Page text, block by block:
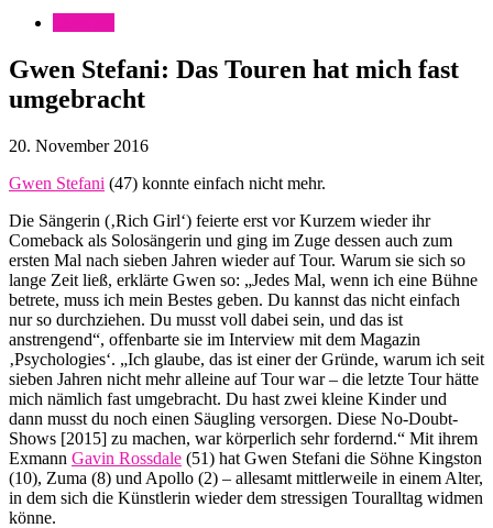
Gwen Stefani: Das Touren hat mich fast
umgebracht
20. November 2016
Gwen Stefani (47) konnte einfach nicht mehr.
Die Sängerin (‚Rich Girl‘) feierte erst vor Kurzem wieder ihr
Comeback als Solosängerin und ging im Zuge dessen auch zum
ersten Mal nach sieben Jahren wieder auf Tour. Warum sie sich so
lange Zeit ließ, erklärte Gwen so: „Jedes Mal, wenn ich eine Bühne
betrete, muss ich mein Bestes geben. Du kannst das nicht einfach
nur so durchziehen. Du musst voll dabei sein, und das ist
anstrengend“, offenbarte sie im Interview mit dem Magazin
‚Psychologies‘. „Ich glaube, das ist einer der Gründe, warum ich seit
sieben Jahren nicht mehr alleine auf Tour war – die letzte Tour hätte
mich nämlich fast umgebracht. Du hast zwei kleine Kinder und
dann musst du noch einen Säugling versorgen. Diese No-Doubt-
Shows [2015] zu machen, war körperlich sehr fordernd.“ Mit ihrem
Exmann Gavin Rossdale (51) hat Gwen Stefani die Söhne Kingston
(10), Zuma (8) und Apollo (2) – allesamt mittlerweile in einem Alter,
in dem sich die Künstlerin wieder dem stressigen Touralltag widmen
könne.